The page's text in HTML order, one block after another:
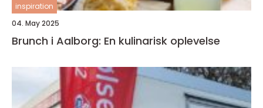
inspiration
04. May 2025
Brunch i Aalborg: En kulinarisk oplevelse